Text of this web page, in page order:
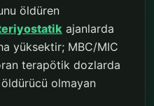
öldüren
ajanlarda
yüksektir; MBC/MIC
terapötik dozlarda
öldürücü olmayan